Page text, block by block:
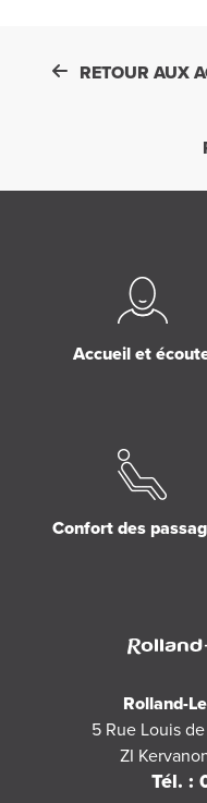
RETOUR AUX
Accueil et
Confort des
Rolland-
5 Rue Louis
ZI
Tél. :